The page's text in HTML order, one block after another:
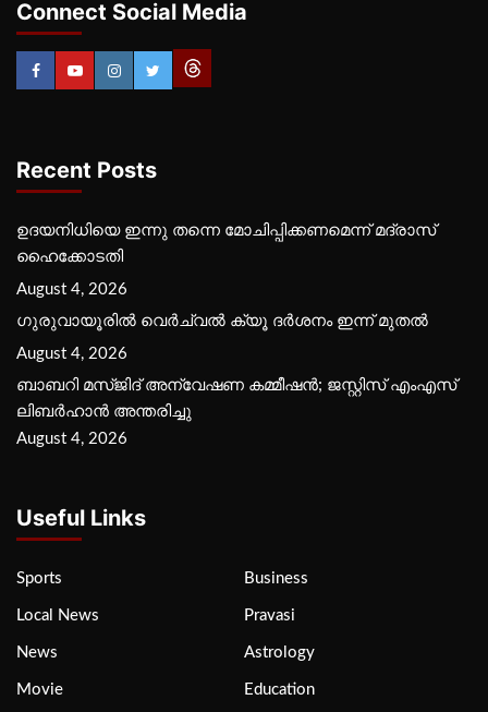
Connect Social Media
Recent Posts
ഉദയനിധിയെ ഇന്നു തന്നെ മോചിപ്പിക്കണമെന്ന് മദ്രാസ്
ഹൈക്കോടതി
August 4, 2026
ഗുരുവായൂരില്‍ വെര്‍ച്വല്‍ ക്യൂ ദര്‍ശനം ഇന്ന് മുതല്‍
August 4, 2026
ബാബറി മസ്ജിദ് അന്വേഷണ കമ്മീഷന്‍; ജസ്റ്റിസ് എംഎസ്
ലിബര്‍ഹാന്‍ അന്തരിച്ചു
August 4, 2026
Useful Links
Sports Business
Local News Pravasi
News Astrology
Movie Education